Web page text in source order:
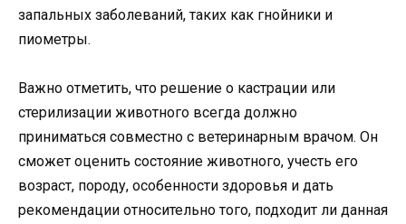
запальных заболеваний, таких как гнойники и
пиометры.
Важно отметить, что решение о кастрации или
стерилизации животного всегда должно
приниматься совместно с ветеринарным врачом. Он
сможет оценить состояние животного, учесть его
возраст, породу, особенности здоровья и дать
рекомендации относительно того, подходит ли данная